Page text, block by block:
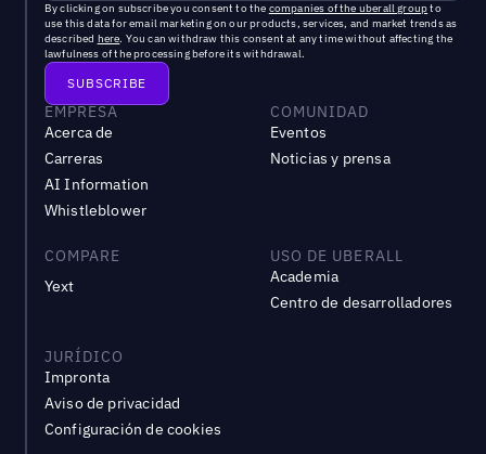
By clicking on subscribe you consent to the companies of the uberall groupto
use this data for email marketing on our products, services, and market trends as
described here. You can withdraw this consent at any time without affecting the
lawfulness of the processing before its withdrawal.
EMPRESA
Acerca de
Carreras
AI Information
Whistleblower
COMUNIDAD
Eventos
Noticias y prensa
COMPARE
Yext
USO DE UBERALL
Academia
Centro de desarrolladores
JURÍDICO
Impronta
Aviso de privacidad
Configuración de cookies